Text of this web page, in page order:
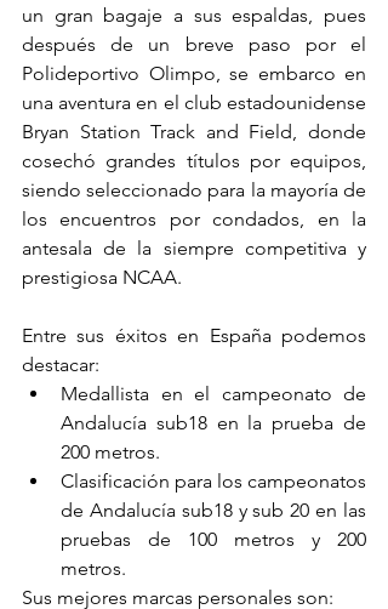
un gran bagaje a sus espaldas, pues
después de un breve paso por el
Polideportivo Olimpo, se embarco en
una aventura en el club estadounidense
Bryan Station Track and Field, donde
cosechó grandes títulos por equipos,
siendo seleccionado para la mayoría de
los encuentros por condados, en la
antesala de la siempre competitiva y
prestigiosa NCAA.
Entre sus éxitos en España podemos
destacar:
Medallista en el campeonato de
Andalucía sub18 en la prueba de
200 metros.
Clasificación para los campeonatos
de Andalucía sub18 y sub 20 en las
pruebas de 100 metros y 200
metros.
Sus mejores marcas personales son: